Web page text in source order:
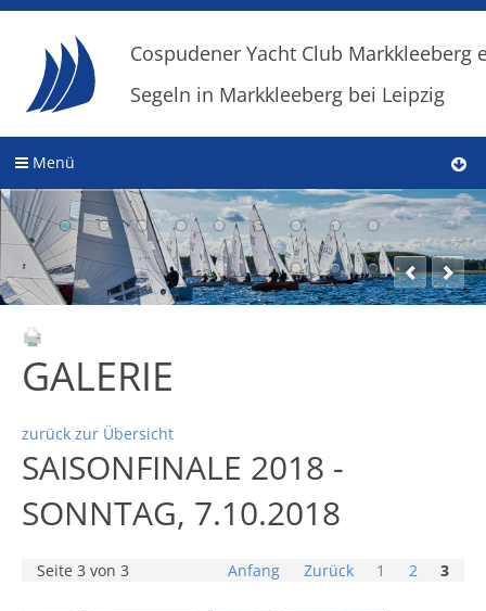
Cospudener Yacht Club Markkleeberg
Segeln in Markkleeberg bei Leipzig
Menü
GALERIE
zurück zur Übersicht
SAISONFINALE 2018 -
SONNTAG, 7.10.2018
Seite 3 von 3 Anfang Zurück 1 2 3